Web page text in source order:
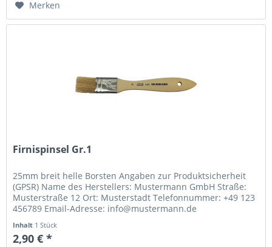
Merken
Firnispinsel Gr.1
25mm breit helle Borsten Angaben zur Produktsicherheit
(GPSR) Name des Herstellers: Mustermann GmbH Straße:
Musterstraße 12 Ort: Musterstadt Telefonnummer: +49 123
456789 Email-Adresse: info@mustermann.de
Inhalt 1 Stück
2,90 € *